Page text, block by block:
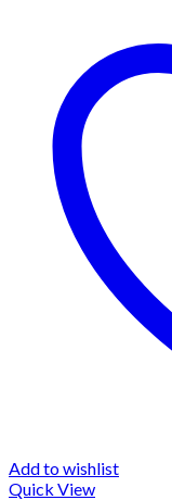
Add to wishlist
Quick View